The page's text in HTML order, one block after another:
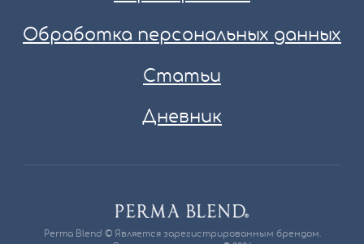
Обработка персональных данных
Статьи
Дневник
Perma Blend © Является зарегистрированным брендом.